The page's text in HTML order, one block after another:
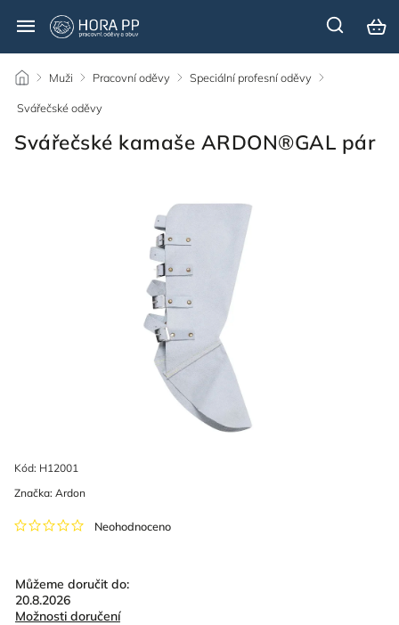
/ Muži / Pracovní oděvy / Speciální profesní oděvy /
Svářečské oděvy
Svářečské kamaše ARDON®GAL pár
Kód: H12001
Neohodnoceno
Značka: Ardon
Můžeme doručit do:
20.8.2026
Možnosti doručení